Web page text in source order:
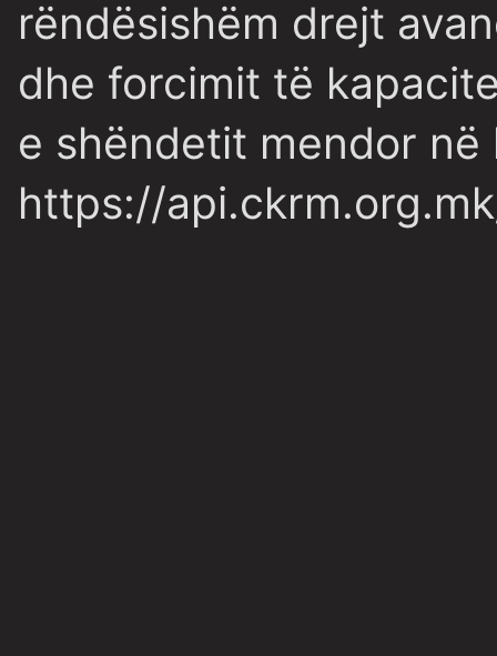
rëndësishëm drejt
dhe forcimit të
e shëndetit mendor në
https://